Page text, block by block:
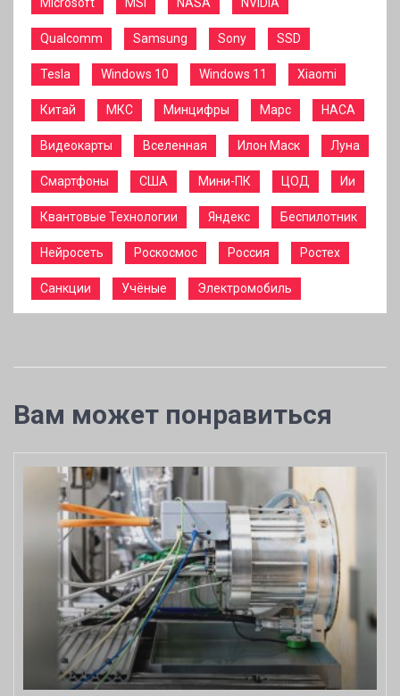
Qualcomm Samsung Sony SSD
Tesla Windows 10 Windows 11 Xiaomi
Китай МКС Минцифры Марс НАСА
Видеокарты Вселенная Илон Маск Луна
Смартфоны США Мини-ПК ЦОД Ии
Квантовые Технологии Яндекс Беспилотник
Нейросеть Роскосмос Россия Ростех
Санкции Учёные Электромобиль
Вам может понравиться